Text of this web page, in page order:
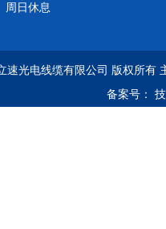
周日休息
速光电线缆有限公司 版权所有
备案号：